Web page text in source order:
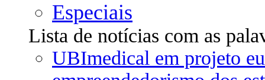
Especiais
Lista de notícias com as
UBImedical em projeto